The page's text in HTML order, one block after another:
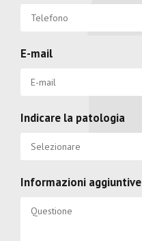
E-mail
Indicare la patologia
Informazioni aggiuntive